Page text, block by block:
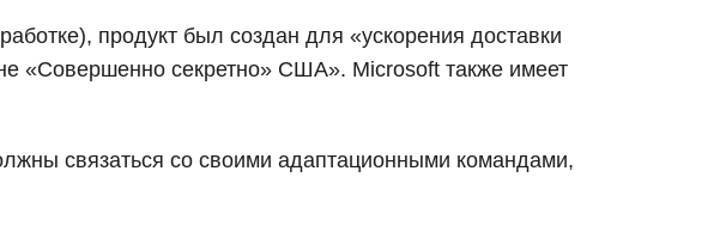
продукт был создан для «ускорения доставки
«Совершенно секретно» США». Microsoft также имеет
связаться со своими адаптационными командами,